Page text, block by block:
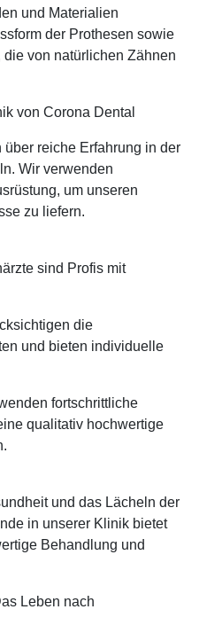
und Materialien
der Prothesen sowie
von natürlichen Zähnen
von Corona Dental
reiche Erfahrung in der
Wir verwenden
um unseren
zu liefern.
sind Profis mit
die
und bieten individuelle
fortschrittliche
qualitativ hochwertige
und das Lächeln der
in unserer Klinik bietet
Behandlung und
Leben nach